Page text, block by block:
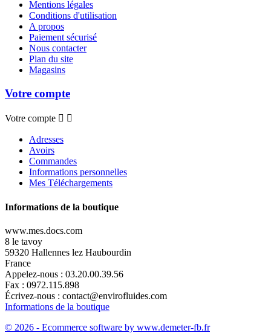
Mentions légales
Conditions d'utilisation
A propos
Paiement sécurisé
Nous contacter
Plan du site
Magasins
Votre compte
Votre compte  
Adresses
Avoirs
Commandes
Informations personnelles
Mes Téléchargements
Informations de la boutique
www.mes.docs.com
8 le tavoy
59320 Hallennes lez Haubourdin
France
Appelez-nous : 03.20.00.39.56
Fax : 0972.115.898
Écrivez-nous : contact@envirofluides.com
Informations de la boutique
© 2026 - Ecommerce software by www.demeter-fb.fr